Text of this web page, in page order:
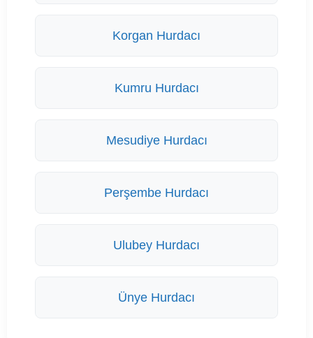
Korgan Hurdacı
Kumru Hurdacı
Mesudiye Hurdacı
Perşembe Hurdacı
Ulubey Hurdacı
Ünye Hurdacı